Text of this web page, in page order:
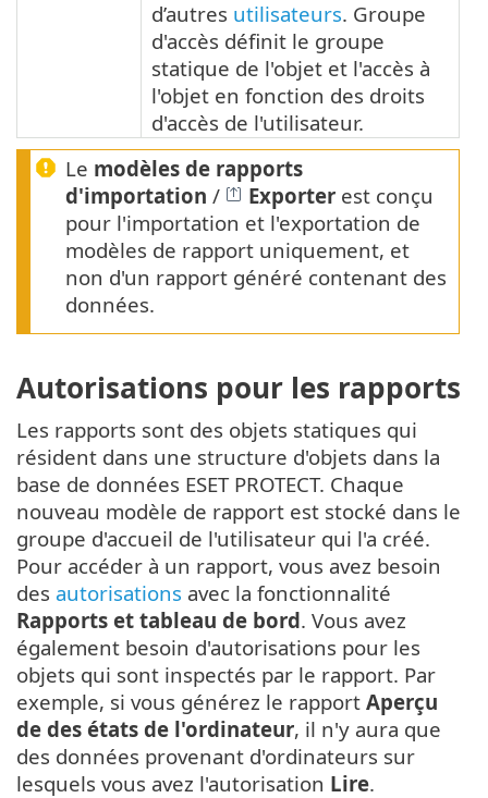
d’autres utilisateurs. Groupe
d'accès définit le groupe
statique de l'objet et l'accès à
l'objet en fonction des droits
d'accès de l'utilisateur.
Le modèles de rapports
d'importation / Exporter est conçu
pour l'importation et l'exportation de
modèles de rapport uniquement, et
non d'un rapport généré contenant des
données.
Autorisations pour les rapports
Les rapports sont des objets statiques qui
résident dans une structure d'objets dans la
base de données ESET PROTECT. Chaque
nouveau modèle de rapport est stocké dans le
groupe d'accueil de l'utilisateur qui l'a créé.
Pour accéder à un rapport, vous avez besoin
des autorisations avec la fonctionnalité
Rapports et tableau de bord. Vous avez
également besoin d'autorisations pour les
objets qui sont inspectés par le rapport. Par
exemple, si vous générez le rapport Aperçu
de des états de l'ordinateur, il n'y aura que
des données provenant d'ordinateurs sur
lesquels vous avez l'autorisation Lire.